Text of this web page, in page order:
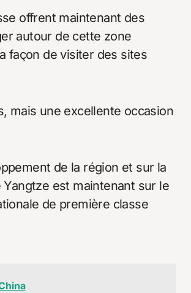
offrent maintenant des
autour de cette zone
façon de visiter des sites
mais une excellente occasion
de la région et sur ​​la
est maintenant sur le
de première classe